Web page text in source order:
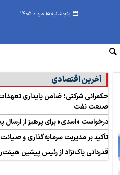
پنجشنبه ۱۵ مرداد ۱۴۰۵
آخرین اقتصادی
حکمرانی شرکتی؛ ضامن پایداری
صنعت نفت
درخواست «اسدی» برای پرهیز از ارسال
تأکید بر مدیریت سرمایه‌گذاری و
قدردانی پاک‌نژاد از رئیس پیشین